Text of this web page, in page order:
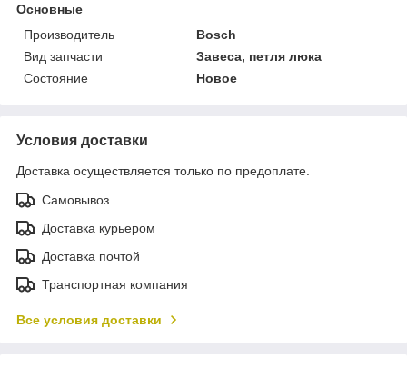
Основные
Производитель
Bosch
Вид запчасти
Завеса, петля люка
Состояние
Новое
Условия доставки
Доставка осуществляется только по предоплате.
Самовывоз
Доставка курьером
Доставка почтой
Транспортная компания
Все условия доставки